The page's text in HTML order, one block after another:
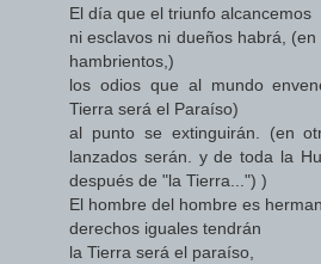
El día que el triunfo alcancemos
ni esclavos ni dueños habrá,
hambrientos,)
los odios que al mundo
Tierra será el Paraíso)
al punto se extinguirán. (en
lanzados serán. y de toda la
después de "la Tierra...") )
El hombre del hombre es
derechos iguales tendrán
la Tierra será el paraíso,